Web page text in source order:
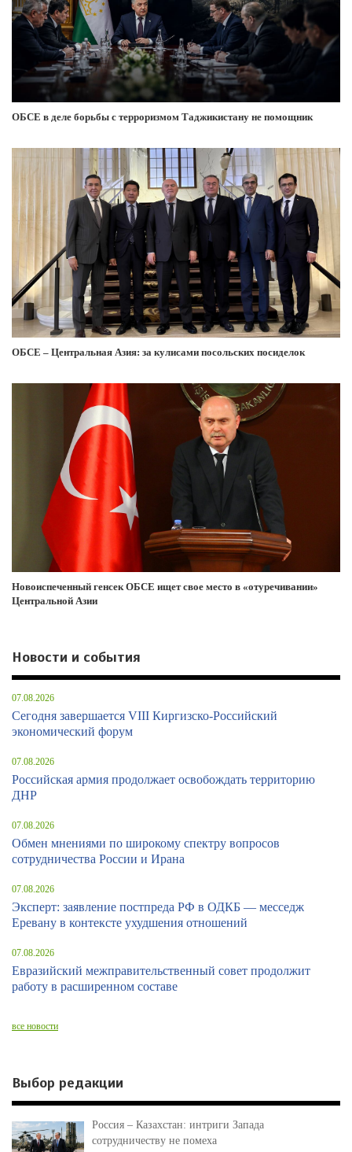
ОБСЕ в деле борьбы с терроризмом Таджикистану не помощник
ОБСЕ – Центральная Азия: за кулисами посольских посиделок
Новоиспеченный генсек ОБСЕ ищет свое место в «отуречивании»
Центральной Азии
Новости и события
07.08.2026
Сегодня завершается VIII Киргизско-Российский
экономический форум
07.08.2026
Российская армия продолжает освобождать территорию
ДНР
07.08.2026
Обмен мнениями по широкому спектру вопросов
сотрудничества России и Ирана
07.08.2026
Эксперт: заявление постпреда РФ в ОДКБ — месседж
Еревану в контексте ухудшения отношений
07.08.2026
Евразийский межправительственный совет продолжит
работу в расширенном составе
все новости
Выбор редакции
Россия – Казахстан: интриги Запада
сотрудничеству не помеха